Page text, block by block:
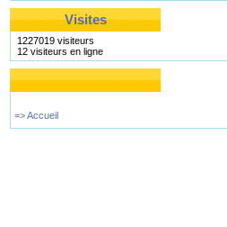
Visites
1227019 visiteurs
12 visiteurs en ligne
=> Accueil